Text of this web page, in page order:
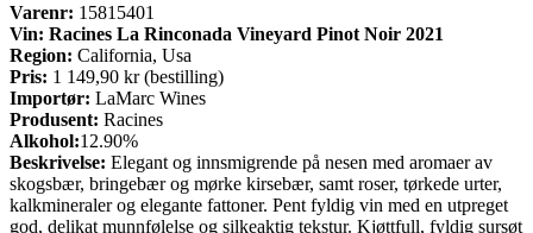
Varenr: 15815401
Vin: Racines La Rinconada Vineyard Pinot Noir 2021
Region: California, Usa
Pris: 1 149,90 kr (bestilling)
Importør: LaMarc Wines
Produsent: Racines
Alkohol:12.90%
Beskrivelse: Elegant og innsmigrende på nesen med aromaer av
skogsbær, bringebær og mørke kirsebær, samt roser, tørkede urter,
kalkmineraler og elegante fattoner. Pent fyldig vin med en utpreget
god, delikat munnfølelse og silkeaktig tekstur. Kjøttfull, fyldig sursøt